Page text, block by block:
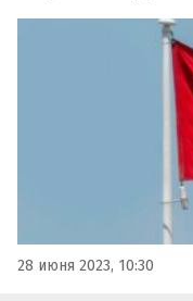
«Яндекс Путешествия».
28 июня 2023, 10:30